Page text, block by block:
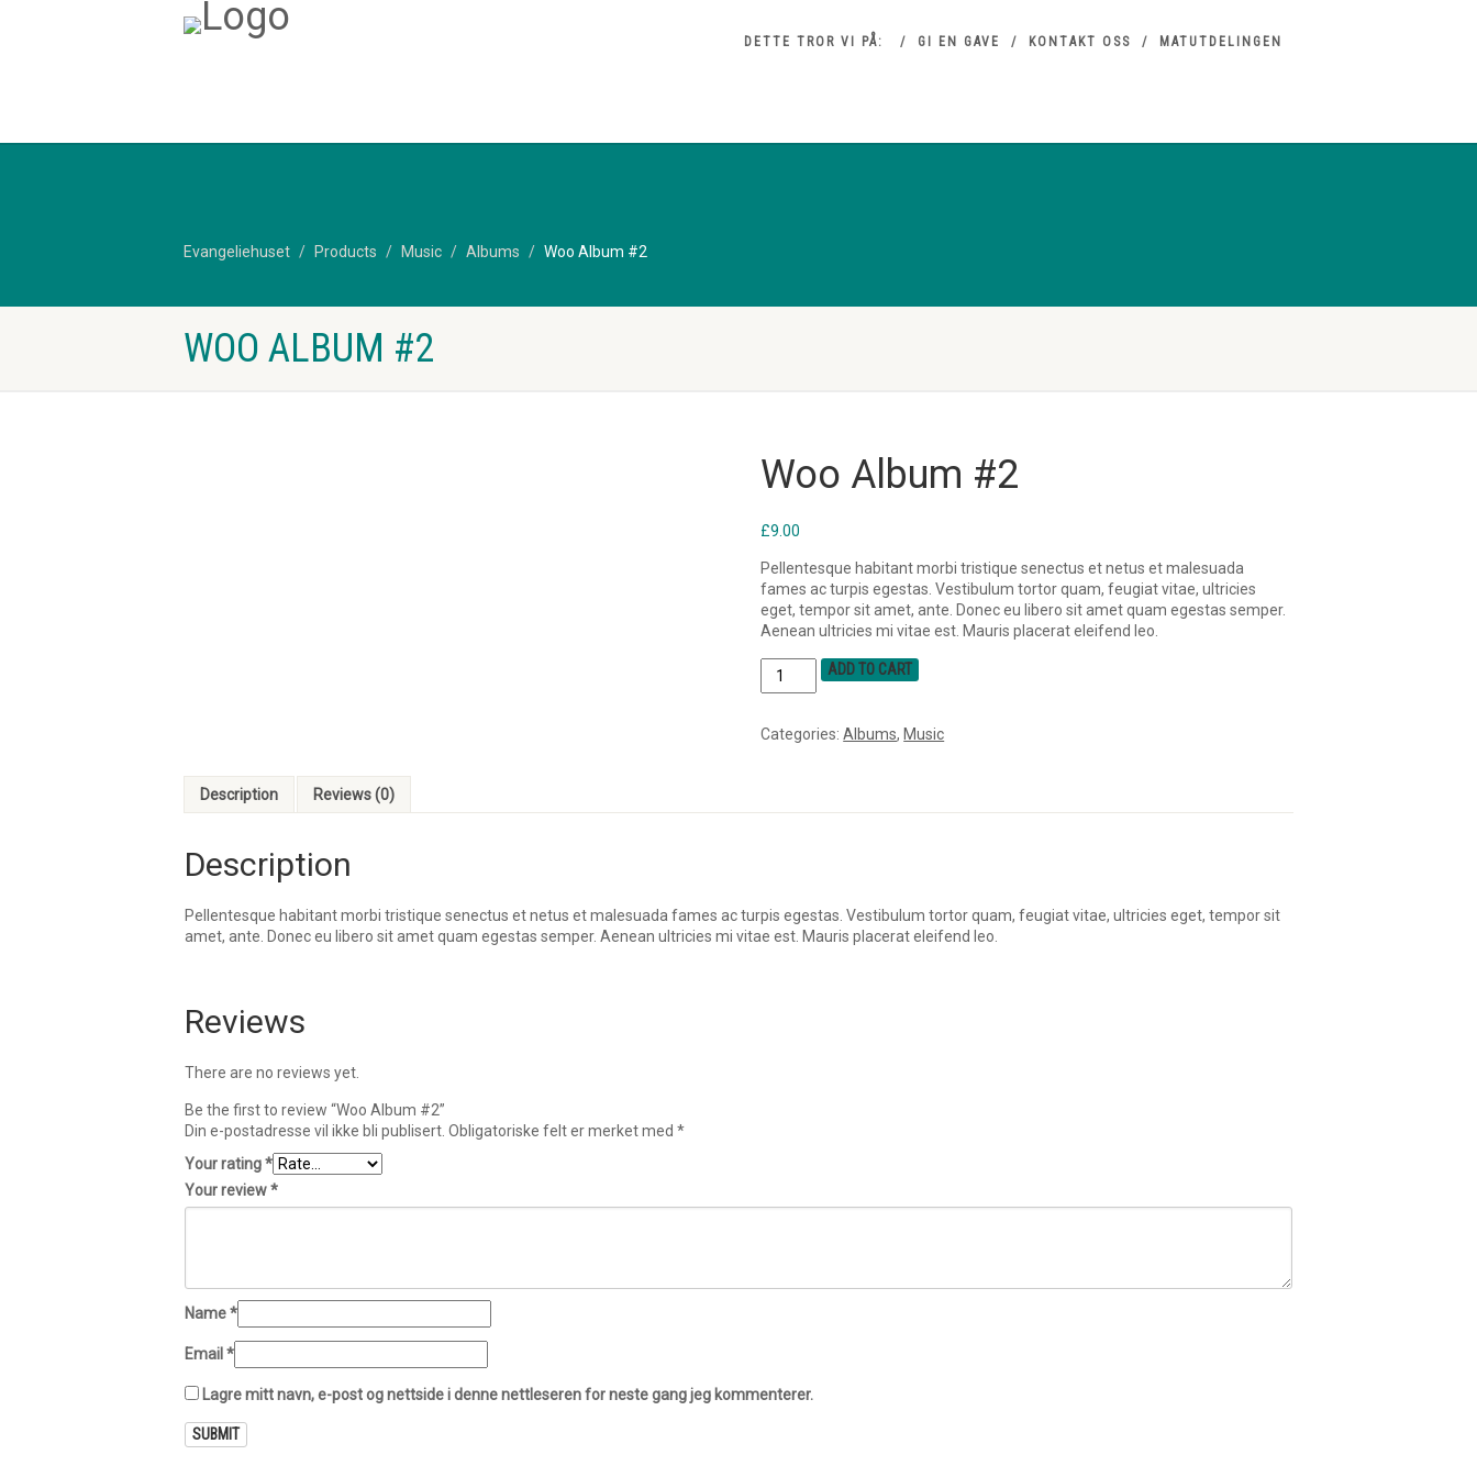
DETTE TROR VI PÅ: GI EN GAVE KONTAKT OSS MATUTDELINGEN
Evangeliehuset Products Music Albums Woo Album #2
WOO ALBUM #2
Woo Album #2
£9.00
Pellentesque habitant morbi tristique senectus et netus et malesuada
fames ac turpis egestas. Vestibulum tortor quam, feugiat vitae, ultricies
eget, tempor sit amet, ante. Donec eu libero sit amet quam egestas semper.
Aenean ultricies mi vitae est. Mauris placerat eleifend leo.
ADD TO CART
Categories:Albums, Music
Description Reviews (0)
Description
Pellentesque habitant morbi tristique senectus et netus et malesuada fames ac turpis egestas. Vestibulum tortor quam, feugiat vitae, ultricies eget, tempor sit
amet, ante. Donec eu libero sit amet quam egestas semper. Aenean ultricies mi vitae est. Mauris placerat eleifend leo.
Reviews
There are no reviews yet.
Be the first to review “Woo Album #2”
Din e-postadresse vil ikke bli publisert. Obligatoriske felt er merket med *
Your rating*
Your review*
Name*
Email *
Lagre mitt navn, e-post og nettside i denne nettleseren for neste gang jeg kommenterer.